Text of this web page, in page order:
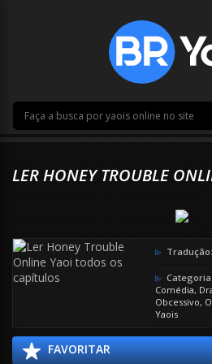
LER HONEY TROUBLE
Tradução:
Comédia,
Obcessivo,
Yaois
FAVORITAR